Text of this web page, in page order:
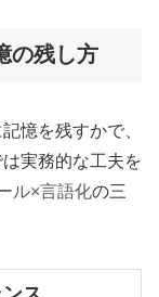
の残し方
憶を残すかで、
実務的な工夫を
ル×言語化の三